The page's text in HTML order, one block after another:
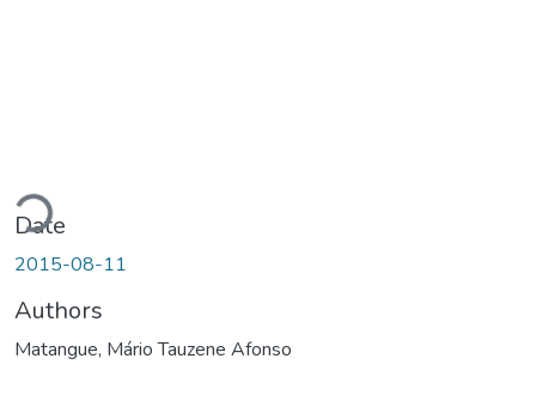
Loading...
Date
2015-08-11
Authors
Matangue, Mário Tauzene Afonso